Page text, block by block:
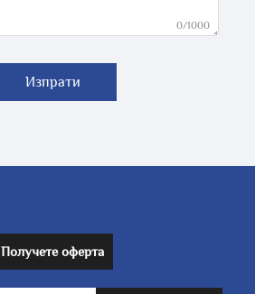
0/1000
Изпрати
Получете оферта